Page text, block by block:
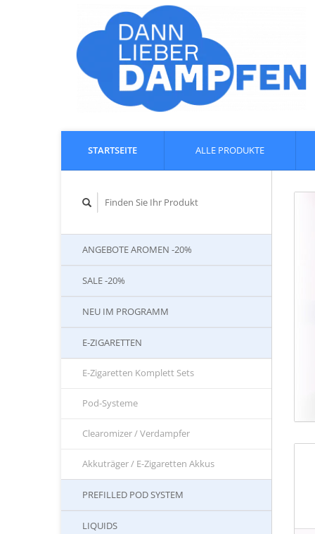
STARTSEITE ALLE PRODUKTE
ANGEBOTE AROMEN -20%
SALE -20%
NEU IM PROGRAMM
E-ZIGARETTEN
E-Zigaretten Komplett Sets
Pod-Systeme
Clearomizer / Verdampfer
Akkuträger / E-Zigaretten Akkus
PREFILLED POD SYSTEM
LIQUIDS